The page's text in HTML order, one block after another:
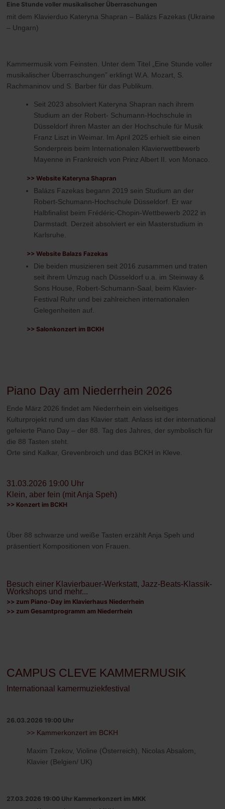
Eine Stunde voller musikalischer Überraschungen
mit dem Klavierduo Kateryna Shapran – Balázs Fazekas (Ukraine
– Ungarn)
Kammermusik vom Feinsten. Unter dem Titel „Eine Stunde voller
musikalischer Überraschungen” erklingt W.A. Mozart, S.
Rachmaninov und S. Barber für das Publikum.
Seit 2023 absolviert Kateryna Shapran nach ihrem
Studium an der Robert- Schumann-Hochschule in
Düsseldorf ihren Master an der Hochschule für Musik
Franz Liszt in Weimar. Im April 2025 erhielt sie einen
Sonderpreis beim Internationalen Klavierwettbewerb
Mayenne in Frankreich von Prinz Albert II. von Monaco.
>> Website Kateryna Shapran
Balázs Fazekas begann 2019 sein Studium an der
Robert-Schumann-Hochschule Düsseldorf. Er war
Halbfinalist beim Frédéric-Chopin-Wettbewerb 2022 in
Darmstadt. Derzeit absolviert er ein Masterstudium in
Karlsruhe.
>> Website Balazs Fazekas
Die beiden musizieren seit 2016 zusammen und traten
seit ihrem Umzug nach Düsseldorf u.a. im Steinway &
Sons House, Robert-Schumann-Saal, beim Klavier-
Festival Ruhr und bei zahlreichen internationalen
Gelegenheiten auf.
>> Salonkonzert im BCKH
Piano Day am Niederrhein 2026
Ende März 2026 findet am Niederrhein ein vielseitiges
Kulturprojekt rund um das Klavier statt. Anlass ist der international
gefeierte Piano Day – der 88. Tag des Jahres, der symbolisch für
die 88 Tasten steht.
Orte sind Kalkar, Grevenbroich und das BCKH in Kleve.
31.03.2026 19:00 Uhr
Klein, aber fein (mit Anja Speh)
>> Konzert im BCKH
Über 88 schwarze und weiße Tasten erzählt Anja Speh und
präsentiert Kompositionen von Frauen.
Besuch einer Klavierbauer-Werkstatt, Jazz-Beats-Klassik-
Workshops und mehr...
>> zum Piano-Day im Klavierhaus Niederrhein
>> zum Gesamtprogramm am Niederrhein
CAMPUS CLEVE KAMMERMUSIK
Internationaal kamermuziekfestival
26.03.2026 19:00 Uhr
>> Kammerkonzert im BCKH
Maxim Tzekov, Violine (Österreich), Nicolas Absalom,
Klavier (Belgien/ UK)
27.03.2026 19:00 Uhr Kammerkonzert im MKK